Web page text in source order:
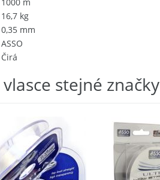
1000 m
16,7 kg
0,35 mm
ASSO
Čirá
stejné značky